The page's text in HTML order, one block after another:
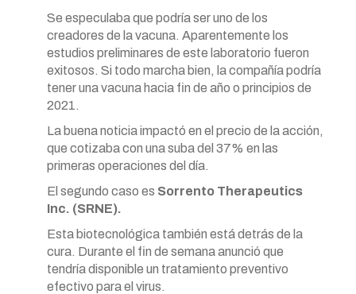
Se especulaba que podría ser uno de los
creadores de la vacuna. Aparentemente los
estudios preliminares de este laboratorio fueron
exitosos. Si todo marcha bien, la compañía podría
tener una vacuna hacia fin de año o principios de
2021.
La buena noticia impactó en el precio de la acción,
que cotizaba con una suba del 37% en las
primeras operaciones del día.
El segundo caso es Sorrento Therapeutics
Inc. (SRNE).
Esta biotecnológica también está detrás de la
cura. Durante el fin de semana anunció que
tendría disponible un tratamiento preventivo
efectivo para el virus.